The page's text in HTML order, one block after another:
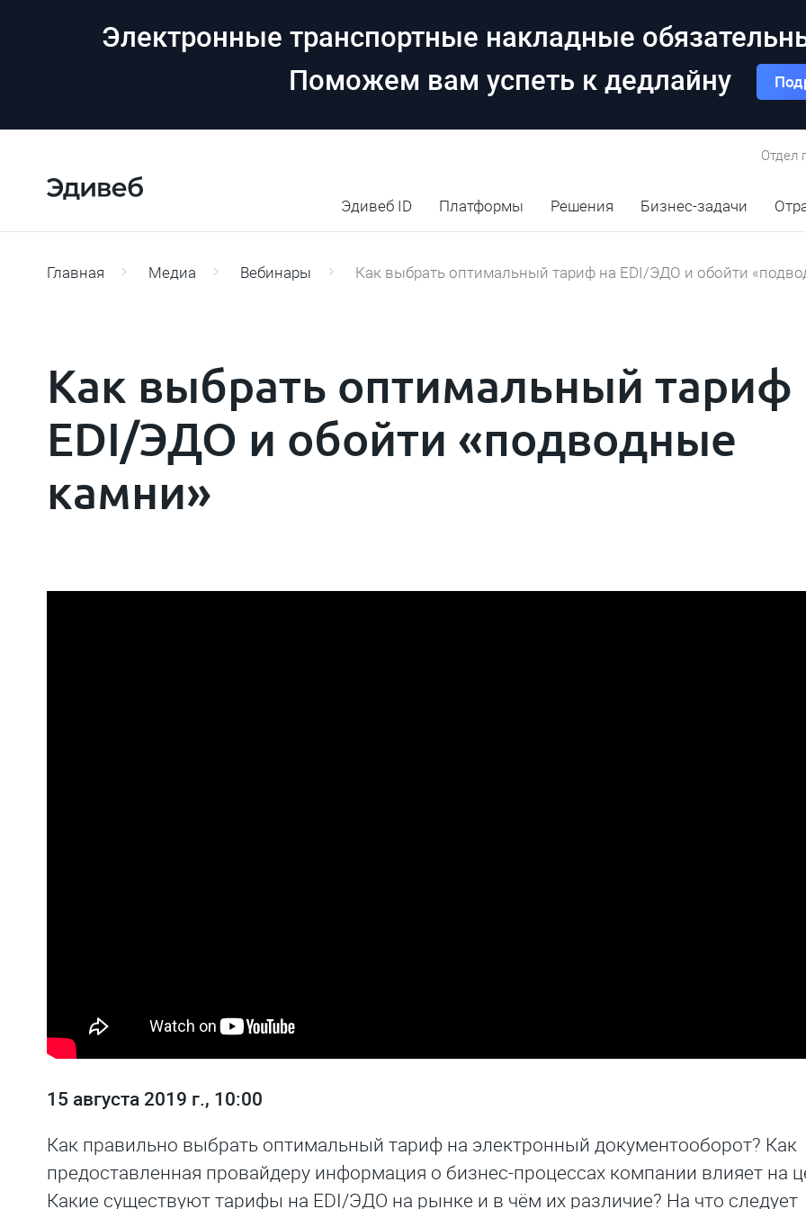
Электронные транспортные накладные
Поможем вам успеть к дедлайну
Отдел
Эдивеб ID Платформы Решения Бизнес-задачи
Главная Медиа Вебинары Как выбрать оптимальный тариф на EDI/ЭДО и обойти
Как выбрать оптимальный тариф
EDI/ЭДО и обойти «подводные
камни»
15 августа 2019 г., 10:00
Как правильно выбрать оптимальный тариф на электронный документооборот? Как
предоставленная провайдеру информация о бизнес-процессах компании влияет на
Какие существуют тарифы на EDI/ЭДО на рынке и в чём их различие? На что следует